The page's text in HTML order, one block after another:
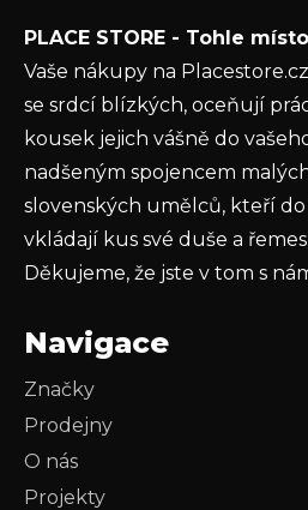
ochrany osobních údajů
PŘIHLÁSIT SE
PLACE STORE - Tohle
Vaše nákupy na
se srdcí blízkých, oceňují
kousek jejich vášně do
nadšeným spojencem
slovenských umělců, kteří
vkládají kus své duše a
Děkujeme, že jste v tom s
Navigace
Značky
Prodejny
O nás
Projekty